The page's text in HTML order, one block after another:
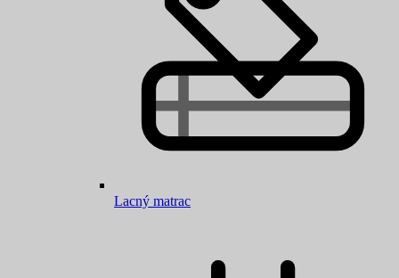
Lacný matrac